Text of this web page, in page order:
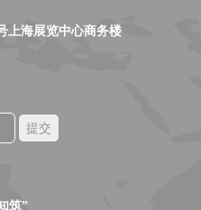
上海展览中心商务楼
筑”